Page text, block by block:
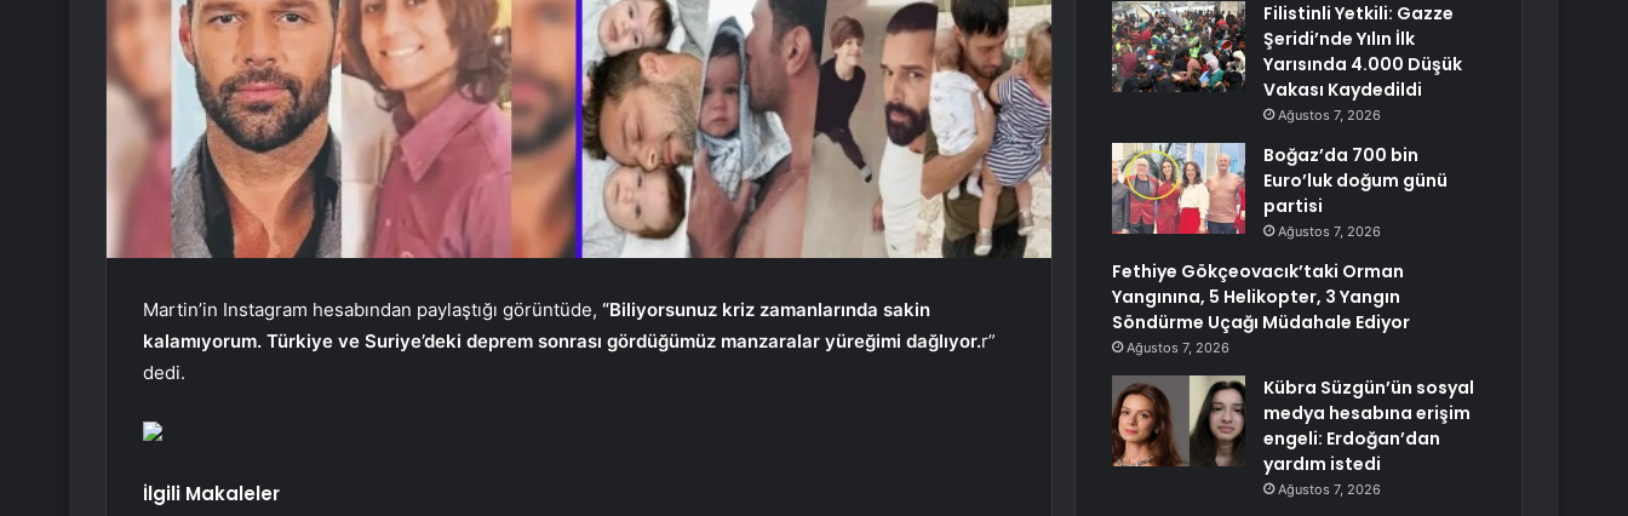
Martin’in Instagram hesabından paylaştığı görüntüde, “Biliyorsunuz kriz zamanlarında sakin
kalamıyorum. Türkiye ve Suriye’deki deprem sonrası gördüğümüz manzaralar yüreğimi dağlıyor.r”
dedi.
İlgili Makaleler
Filistinli Yetkili: Gazze
Şeridi’nde Yılın İlk
Yarısında 4.000 Düşük
Vakası Kaydedildi
Ağustos 7, 2026
Boğaz’da 700 bin
Euro’luk doğum günü
partisi
Ağustos 7, 2026
Fethiye Gökçeovacık’taki Orman
Yangınına, 5 Helikopter, 3 Yangın
Söndürme Uçağı Müdahale Ediyor
Ağustos 7, 2026
Kübra Süzgün’ün sosyal
medya hesabına erişim
engeli: Erdoğan’dan
yardım istedi
Ağustos 7, 2026